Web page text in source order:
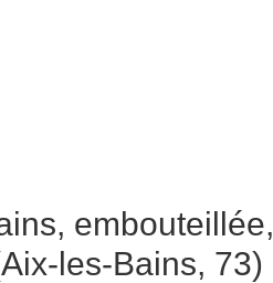
embouteillée,
les-Bains, 73)